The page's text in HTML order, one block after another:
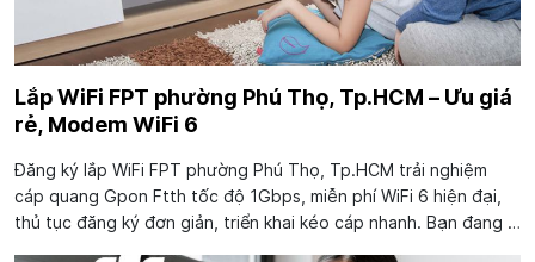
Lắp WiFi FPT phường Phú Thọ, Tp.HCM – Ưu giá
rẻ, Modem WiFi 6
Đăng ký lắp WiFi FPT phường Phú Thọ, Tp.HCM trải nghiệm
cáp quang Gpon Ftth tốc độ 1Gbps, miễn phí WiFi 6 hiện đại,
thủ tục đăng ký đơn giản, triển khai kéo cáp nhanh. Bạn đang ở